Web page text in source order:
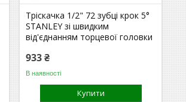
Тріскачка 1/2" 72 зубці крок 5°
STANLEY зі швидким
від'єднанням торцевої головки
933 ₴
В наявності
Купити